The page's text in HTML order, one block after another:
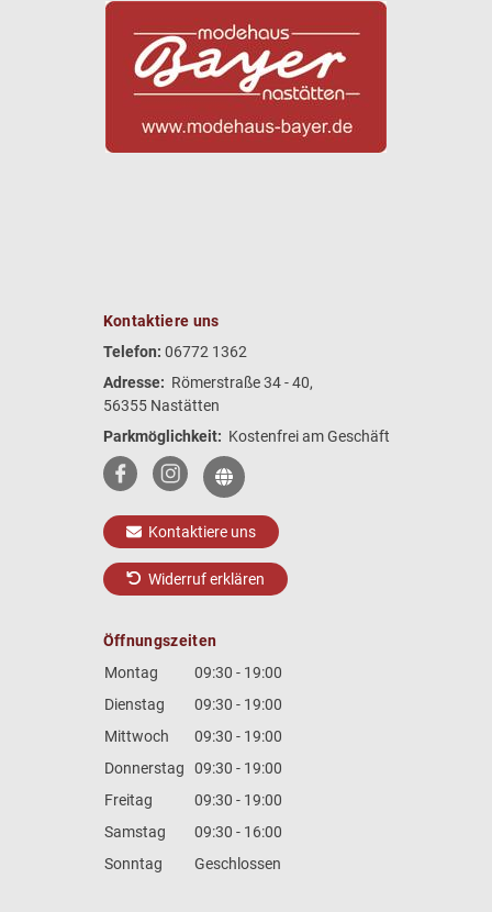
Kontaktiere uns
Telefon: 06772 1362
Adresse: Römerstraße 34 - 40,
56355 Nastätten
Parkmöglichkeit: Kostenfrei am Geschäft
Kontaktiere uns
Widerruf erklären
Öffnungszeiten
Montag
09:30 - 19:00
Dienstag
09:30 - 19:00
Mittwoch
09:30 - 19:00
Donnerstag
09:30 - 19:00
Freitag
09:30 - 19:00
Samstag
09:30 - 16:00
Sonntag
Geschlossen